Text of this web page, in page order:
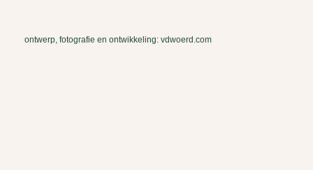
ontwerp, fotografie en ontwikkeling: vdwoerd.com